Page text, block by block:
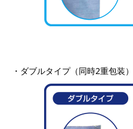
・ダブルタイプ（同時2重包装）